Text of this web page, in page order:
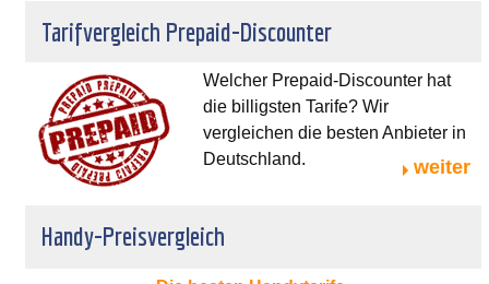
Tarifvergleich Prepaid-Discounter
Welcher Prepaid-Discounter hat
die billigsten Tarife? Wir
vergleichen die besten Anbieter in
Deutschland.
weiter
Handy-Preisvergleich